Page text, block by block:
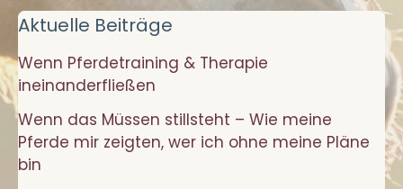
lernen
Aktuelle Beiträge
Wenn Pferdetraining & Therapie
ineinanderfließen
Wenn das Müssen stillsteht – Wie meine
Pferde mir zeigten, wer ich ohne meine Pläne
bin